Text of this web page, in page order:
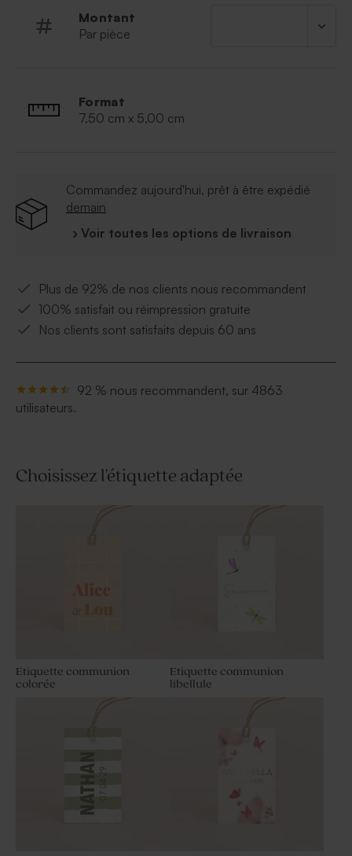
vendues avec une cordelette de 50cm pour
être nouer au savon.
personnalisé vos savons.
Parfum :Hibiscus
Composition :
Chlorure, Acide de palmiste, Diocétate de
CI 77891, CI 77491. Linalol, Géraniol, Amyl
cinnamal, Limonène, Citronellol, Salicylate de
benzyle, Hexylcinnamaldéhyde, Eugénol, Citral
Poids : 45 g
Montant
Par pièce
Format
7,50 cm x 5,00 cm
Commandez aujourd'hui, prêt à être expédié
demain
› Voir toutes les options de livraison
Plus de 92% de nos clients nous recommandent
100% satisfait ou réimpression gratuite
Nos clients sont satisfaits depuis 60 ans
92 % nous recommandent, sur 4863
utilisateurs.
Choisissez l'étiquette adaptée
Etiquette communion
colorée
Etiquette communion
libellule